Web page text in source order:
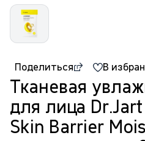
Поделиться В
Тканевая
для лица
Skin Barrier